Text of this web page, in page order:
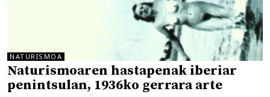
NATURISMOA
Naturismoaren hastapenak iberiar
penintsulan, 1936ko gerrara arte